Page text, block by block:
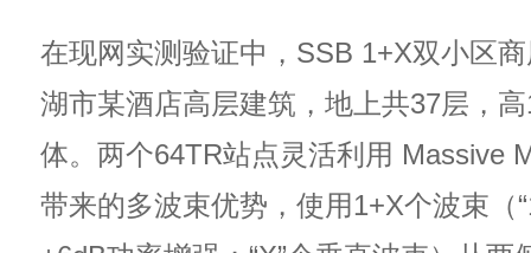
在现网实测验证中，SSB 1+X双小区
湖市某酒店高层建筑，地上共37层，
体。两个64TR站点灵活利用 Massive
带来的多波束优势，使用1+X个波束（